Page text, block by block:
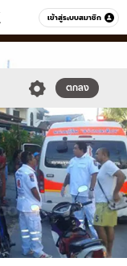
เข้าสู่ระบบสมาชิก
หมวดอื่นๆ
ตกลง